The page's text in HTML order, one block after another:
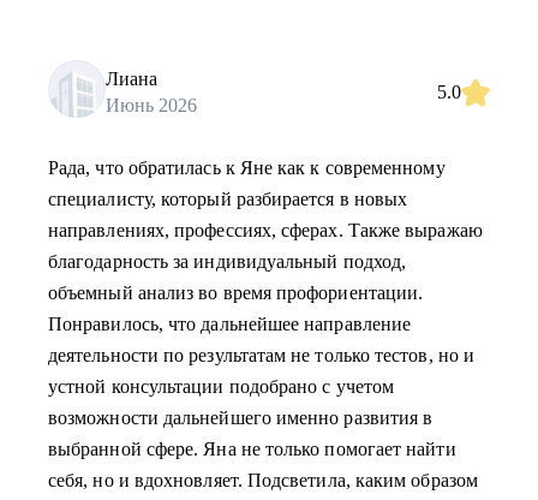
Лиана
Июнь 2026
5.0
Рада, что обратилась к Яне как к современному
специалисту, который разбирается в новых
направлениях, профессиях, сферах. Также выражаю
благодарность за индивидуальный подход,
объемный анализ во время профориентации.
Понравилось, что дальнейшее направление
деятельности по результатам не только тестов, но и
устной консультации подобрано с учетом
возможности дальнейшего именно развития в
выбранной сфере. Яна не только помогает найти
себя, но и вдохновляет. Подсветила, каким образом